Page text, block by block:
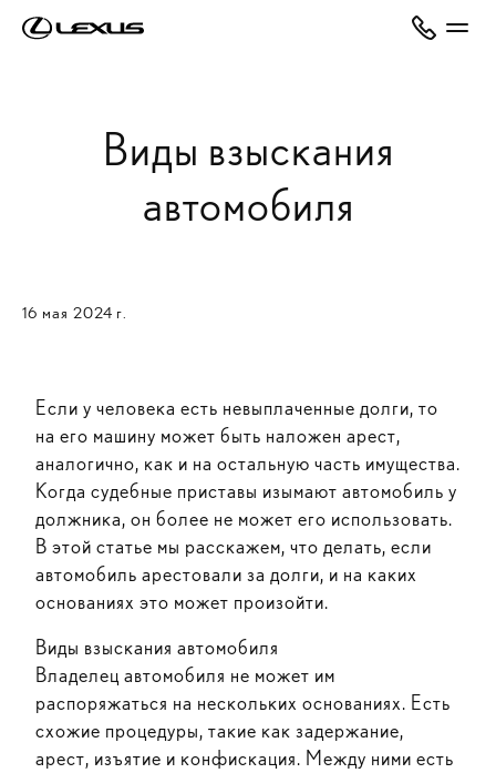
Виды взыскания
автомобиля
16 мая 2024 г.
Если у человека есть невыплаченные долги, то
на его машину может быть наложен арест,
аналогично, как и на остальную часть имущества.
Когда судебные приставы изымают автомобиль у
должника, он более не может его использовать.
В этой статье мы расскажем, что делать, если
автомобиль арестовали за долги, и на каких
основаниях это может произойти.
Виды взыскания автомобиля
Владелец автомобиля не может им
распоряжаться на нескольких основаниях. Есть
схожие процедуры, такие как задержание,
арест, изъятие и конфискация. Между ними есть